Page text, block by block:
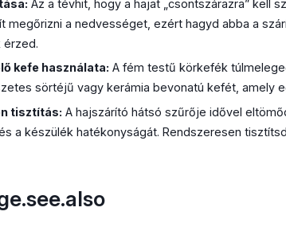
Az a tévhit, hogy a hajat „csontszárazra” kell
megőrizni a nedvességet, ezért hagyd abba a
érzed.
kefe használata: A fém testű körkefék
sörtéjű vagy kerámia bevonatú kefét, amely
tisztítás: A hajszárító hátsó szűrője idővel
a készülék hatékonyságát. Rendszeresen